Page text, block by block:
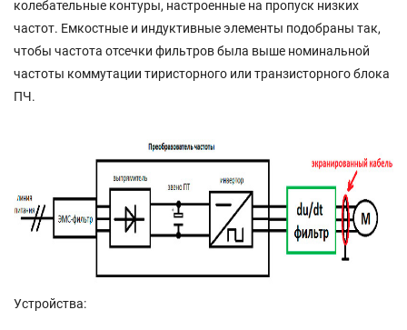
колебательные контуры, настроенные на пропуск низких
частот. Емкостные и индуктивные элементы подобраны так,
чтобы частота отсечки фильтров была выше номинальной
частоты коммутации тиристорного или транзисторного блока
ПЧ.
Устройства: